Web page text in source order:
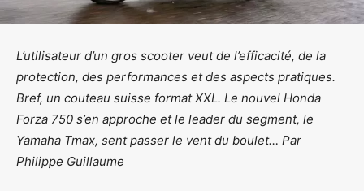
L’utilisateur d’un gros scooter veut de l’efficacité, de la
protection, des performances et des aspects pratiques.
Bref, un couteau suisse format XXL. Le nouvel Honda
Forza 750 s’en approche et le leader du segment, le
Yamaha Tmax, sent passer le vent du boulet… Par
Philippe Guillaume